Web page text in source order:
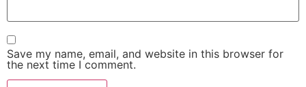
Save my name, email, and website in this browser for
the next time I comment.